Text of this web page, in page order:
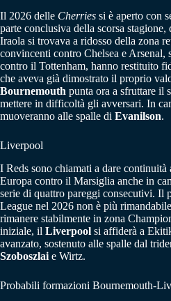
Il 2026 delle Cherries si è aperto con
parte conclusiva della scorsa stagione,
Iraola si trovava a ridosso della zona
convincenti contro Chelsea e Arsenal,
contro il Tottenham, hanno restituito
che aveva già dimostrato il proprio
Bournemouth punta ora a sfruttare il
mettere in difficoltà gli avversari. In
muoveranno alle spalle di Evanilson.
Liverpool
I Reds sono chiamati a dare
Europa contro il Marsiglia anche in
serie di quattro pareggi consecutivi. Il
League nel 2026 non è più
rimanere stabilmente in zona
iniziale, il Liverpool si affiderà a
avanzato, sostenuto alle spalle dal
Szoboszlai e Wirtz.
Probabili formazioni Bournemouth-